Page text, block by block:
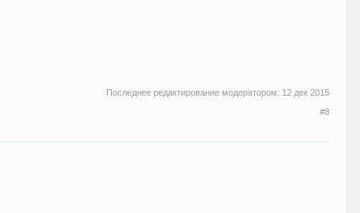
Последнее редактирование модератором: 12 дек 2015
#8